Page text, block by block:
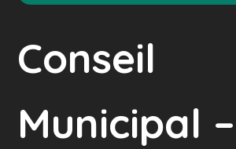
Conseil
Municipal –